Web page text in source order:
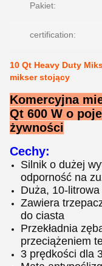
Pakiet:
certification:
10 Qt Heavy Duty
mikser stojący
Komercyjna
Qt 600 W o
żywności
Cechy:
Silnik o dużej
odporność na
Duża, 10-
Zawiera
do ciasta
Przekładnia
przeciążeniem
3 prędkości dla